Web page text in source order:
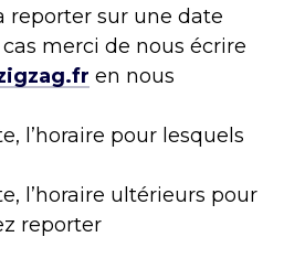
reporter sur une date
merci de nous écrire
en nous
l’horaire pour lesquels
l’horaire ultérieurs pour
reporter